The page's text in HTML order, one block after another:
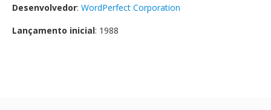
Desenvolvedor: WordPerfect Corporation
Lançamento inicial: 1988